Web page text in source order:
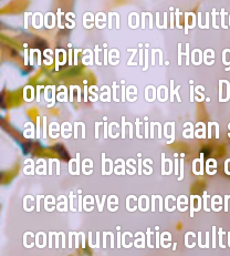
roots een
inspiratie zijn. Hoe
organisatie ook is.
alleen richting aan
aan de basis bij
creatieve
communicatie,